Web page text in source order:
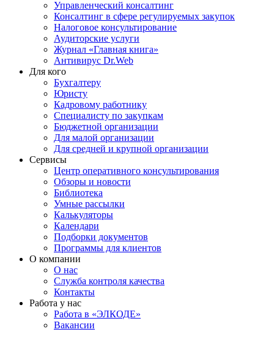
Управленческий консалтинг
Консалтинг в сфере регулируемых закупок
Налоговое консультирование
Аудиторские услуги
Журнал «Главная книга»
Антивирус Dr.Web
Для кого
Бухгалтеру
Юристу
Кадровому работнику
Специалисту по закупкам
Бюджетной организации
Для малой организации
Для средней и крупной организации
Сервисы
Центр оперативного консультирования
Обзоры и новости
Библиотека
Умные рассылки
Калькуляторы
Календари
Подборки документов
Программы для клиентов
О компании
О нас
Служба контроля качества
Контакты
Работа у нас
Работа в «ЭЛКОДЕ»
Вакансии